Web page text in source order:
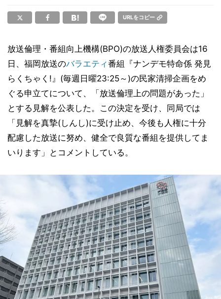
URLをコピー
放送倫理・番組向上機構(BPO)の放送人権委員会は16
日、福岡放送のバラエティ番組『ナンデモ特命係 発見
らくちゃく!』(毎週日曜23:25～)の民家清掃企画をめ
ぐる申立てについて、「放送倫理上の問題があった」
とする見解を公表した。この決定を受け、同局では
「見解を真摯(しんし)に受け止め、今後も人権に十分
配慮した放送に努め、健全で良質な番組を提供してま
いります」とコメントしている。